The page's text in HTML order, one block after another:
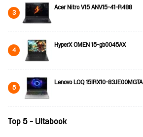
3 Acer Nitro V15 ANV15-41-R488
4 HyperX OMEN 15-gb0045AX
5 Lenovo LOQ 15IRX10-83JE00MGTA
Top 5 - Ultabook